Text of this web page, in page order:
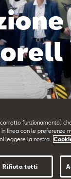
funzionamento)
linea con le preferenze
leggere la nostra
Rifiuta tutti